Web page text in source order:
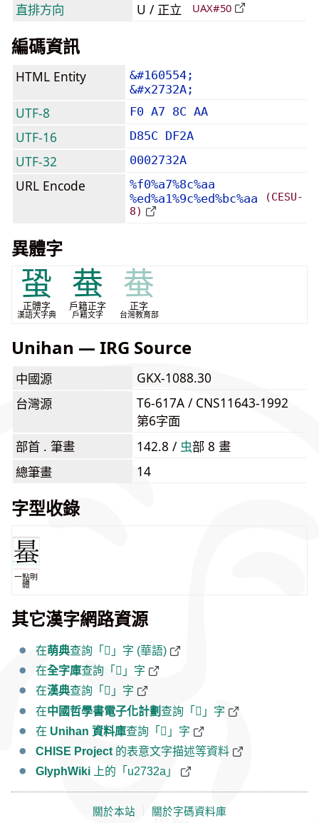
直排方向 U / 正立 UAX#50
編碼資訊
HTML Entity
&#160554;
&#x2732A;
UTF-8 F0 A7 8C AA
UTF-16 D85C DF2A
UTF-32 0002732A
URL Encode
%f0%a7%8c%aa
%ed%a1%9c%ed%bc%aa
(CESU-
8)
異體字
蛩
正體字
漢語大字典
蛬
戶籍正字
戶籍文字
蛬
正字
台灣教育部
Unihan — IRG Source
中國源
GKX-1088.30
台灣源
T6-617A / CNS11643-1992
第6字面
部首 . 筆畫
142.8 / ⾍部 8 畫
總筆畫
14
字型收錄
一點明
體
其它漢字網路資源
在萌典查詢「𧌪」字 (華語)
在全字庫查詢「𧌪」字
在漢典查詢「𧌪」字
在中國哲學書電子化計劃查詢「𧌪」字
在 Unihan 資料庫查詢「𧌪」字
CHISE Project 的表意文字描述等資料
GlyphWiki 上的「u2732a」
關於本站 關於字碼資料庫